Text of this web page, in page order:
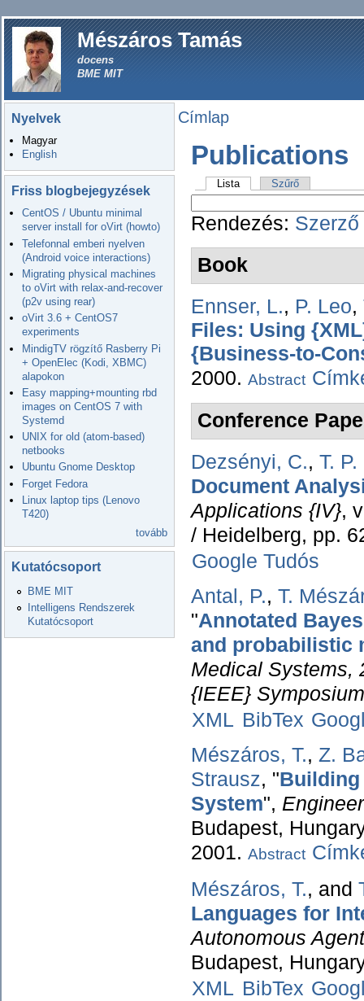
Mészáros Tamás
docens
BME MIT
Nyelvek
Magyar
English
Friss blogbejegyzések
CentOS / Ubuntu minimal
server install for oVirt (howto)
Telefonnal emberi nyelven
(Android voice interactions)
Migrating physical machines
to oVirt with relax-and-recover
(p2v using rear)
oVirt 3.6 + CentOS7
experiments
MindigTV rögzítő Rasberry Pi
+ OpenElec (Kodi, XBMC)
alapokon
Easy mapping+mounting rbd
images on CentOS 7 with
Systemd
UNIX for old (atom-based)
netbooks
Ubuntu Gnome Desktop
Forget Fedora
Linux laptop tips (Lenovo
T420)
tovább
Kutatócsoport
BME MIT
Intelligens Rendszerek
Kutatócsoport
Címlap
Publications
Lista Szűrő
Rendezés: Szerző
Book
Ennser, L., P. Leo,
Files: Using
{Business-to-
2000. Abstract
Conference
Dezsényi, C., T.
Document
Applications {IV},
/ Heidelberg, pp.
Google Tudós
Antal, P., T.
"Annotated
and probabilistic
Medical Systems,
{IEEE}
XML BibTex
Mészáros, T., Z.
Strausz, "Building
System",
Budapest,
2001. Abstract
Mészáros, T., and
Languages for
Autonomous
Budapest,
XML BibTex